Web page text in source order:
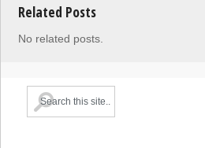
Related Posts
No related posts.